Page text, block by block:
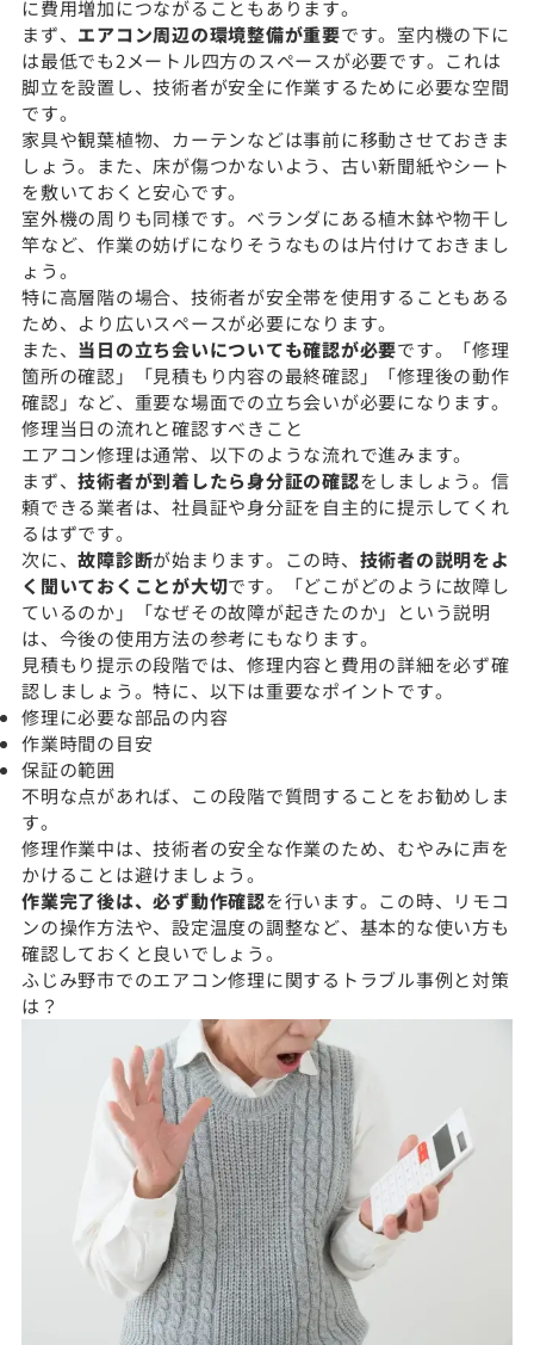
に費用増加につながることもあります。
まず、 エアコン周辺の環境整備が重要です。室内機の下に
は最低でも2メートル四方のスペースが必要です。これは
脚立を設置し、技術者が安全に作業するために必要な空間
です。
家具や観葉植物、カーテンなどは事前に移動させておきま
しょう。また、床が傷つかないよう、古い新聞紙やシート
を敷いておくと安心です。
室外機の周りも同様です。ベランダにある植木鉢や物干し
竿など、作業の妨げになりそうなものは片付けておきまし
ょう。
特に高層階の場合、技術者が安全帯を使用することもある
ため、より広いスペースが必要になります。
また、 当日の立ち会いについても確認が必要です。「修理
箇所の確認」「見積もり内容の最終確認」「修理後の動作
確認」など、重要な場面での立ち会いが必要になります。
修理当日の流れと確認すべきこと
エアコン修理は通常、以下のような流れで進みます。
まず、技術者が到着したら身分証の確認をしましょう。信
頼できる業者は、社員証や身分証を自主的に提示してくれ
るはずです。
次に、故障診断が始まります。この時、 技術者の説明をよ
く聞いておくことが大切です。「どこがどのように故障し
ているのか」「なぜその故障が起きたのか」という説明
は、今後の使用方法の参考にもなります。
見積もり提示の段階では、修理内容と費用の詳細を必ず確
認しましょう。特に、以下は重要なポイントです。
修理に必要な部品の内容
作業時間の目安
保証の範囲
不明な点があれば、この段階で質問することをお勧めしま
す。
修理作業中は、技術者の安全な作業のため、むやみに声を
かけることは避けましょう。
作業完了後は、必ず動作確認を行います。この時、リモコ
ンの操作方法や、設定温度の調整など、基本的な使い方も
確認しておくと良いでしょう。
ふじみ野市でのエアコン修理に関するトラブル事例と対策
は？